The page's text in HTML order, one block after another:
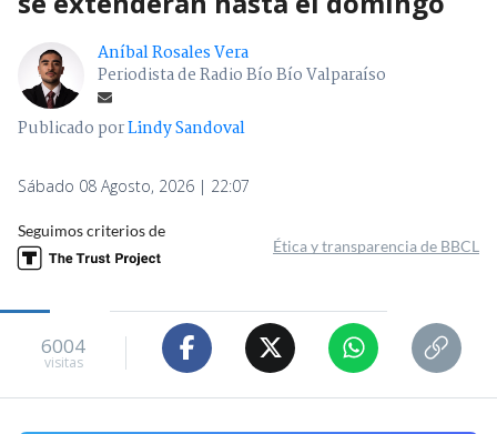
Aníbal Rosales Vera
Periodista de Radio Bío Bío Valparaíso
Publicado porLindy Sandoval
Sábado 08 Agosto, 2026 | 22:07
Seguimos criterios de
Ética y transparencia de BBCL
6004
visitas